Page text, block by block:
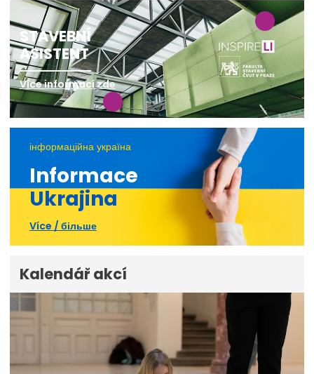
STAVEBNÍ
ASISTENT
Více informací zde
інформаційна україна
Informace
Ukrajina
Více / більше
Kalendář akcí